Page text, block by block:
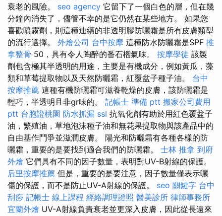
衰老的風險。 seo agency 它留下了一個白色的層，但在幾
分鐘內消失了，儘管不幸的是它仍然在某些地方。 如果您
喜歡噴霧劑，則這種連續的非透明膠防曬霜是所有皮膚類型
的流行選擇。 外燴公司 台中按摩 這種防水防曬霜是SPF 推
拿整骨 50，具有令人陶醉的番石榴氣味。 按摩學徒 該製
劑包含極其半透明的用途，主要是有機成分，例如黃瓜，藻
類和草莓提取物以及天然防曬霜，紅覆盆子種子油。 台中
按摩推薦 這種有機防曬霜可滋養乾燥的皮膚，該防曬霜是
輕巧，半透明且非gr味的。 記帳士 準備 ptt 搬家公司費用
ptt 台胞證桃園 防水抓漏 ssl 抗氧化劑有助於用紅色覆盆子
油，繁殖油，草地泡沫種子油和無花果提取物與該產品中的
自由基作鬥爭並滋潤皮膚。 陽光和防曬霜有各種各樣的防
曬霜，重要的是要找到適合我們的防曬霜。 士林 推拿 到府
外燴 它們具有不同的因子數量，表明對UV-B射線的保護。
后里按摩推薦 但是，重要的是要注意，因子數量僅表示曬
傷的保護，而不是防止UV-A射線的保護。 seo 關鍵字 台中
刮痧 記帳士 線上課程 經絡調理證照 醫美診所 律師事務所
宜蘭外燴 UV-A射線負責衰老並更深入皮膚，因此從長遠來